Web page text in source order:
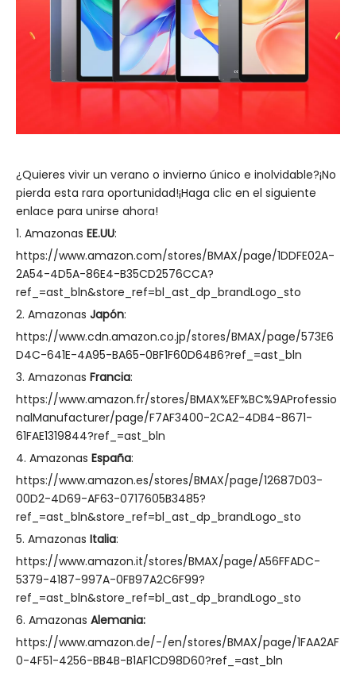
¿Quieres vivir un verano o invierno único e inolvidable?¡No
pierda esta rara oportunidad!¡Haga clic en el siguiente
enlace para unirse ahora!
1. Amazonas EE.UU:
https://www.amazon.com/stores/BMAX/page/1DDFE02A-
2A54-4D5A-86E4-B35CD2576CCA?
ref_=ast_bln&store_ref=bl_ast_dp_brandLogo_sto
2. Amazonas Japón:
https://www.cdn.amazon.co.jp/stores/BMAX/page/573E6
D4C-641E-4A95-BA65-0BF1F60D64B6?ref_=ast_bln
3. Amazonas Francia:
https://www.amazon.fr/stores/BMAX%EF%BC%9AProfessio
nalManufacturer/page/F7AF3400-2CA2-4DB4-8671-
61FAE1319844?ref_=ast_bln
4. Amazonas España:
https://www.amazon.es/stores/BMAX/page/12687D03-
00D2-4D69-AF63-0717605B3485?
ref_=ast_bln&store_ref=bl_ast_dp_brandLogo_sto
5. Amazonas Italia:
https://www.amazon.it/stores/BMAX/page/A56FFADC-
5379-4187-997A-0FB97A2C6F99?
ref_=ast_bln&store_ref=bl_ast_dp_brandLogo_sto
6. Amazonas Alemania:
https://www.amazon.de/-/en/stores/BMAX/page/1FAA2AF
0-4F51-4256-BB4B-B1AF1CD98D60?ref_=ast_bln